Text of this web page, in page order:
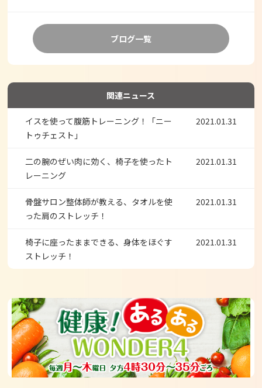
ブログ一覧
関連ニュース
イスを使って腹筋トレーニング！「ニー
トゥチェスト」
2021.01.31
二の腕のぜい肉に効く、椅子を使ったト
レーニング
2021.01.31
骨盤サロン整体師が教える、タオルを使
った肩のストレッチ！
2021.01.31
椅子に座ったままできる、身体をほぐす
ストレッチ！
2021.01.31